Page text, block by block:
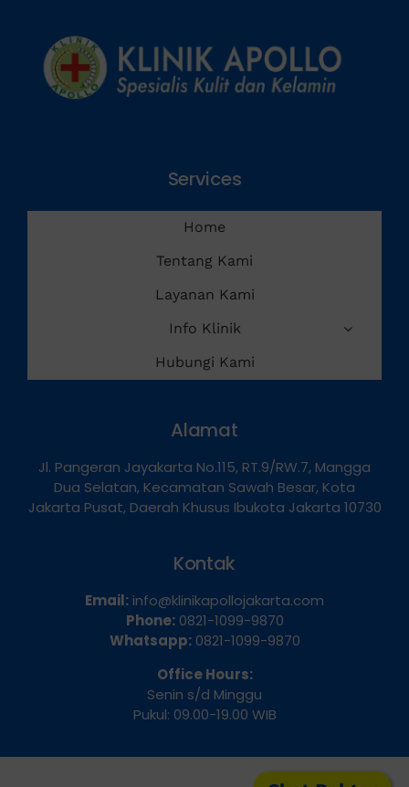
Services
Home
Tentang Kami
Layanan Kami
Info Klinik
Hubungi Kami
Alamat
Jl. Pangeran Jayakarta No.115, RT.9/RW.7, Mangga
Dua Selatan, Kecamatan Sawah Besar, Kota
Jakarta Pusat, Daerah Khusus Ibukota Jakarta 10730
Kontak
Email: info@klinikapollojakarta.com
Phone:0821-1099-9870
Whatsapp:0821-1099-9870
Office Hours:
Senin s/d Minggu
Pukul: 09.00-19.00 WIB